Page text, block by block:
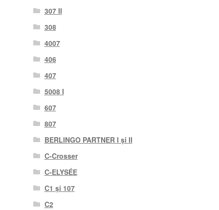
307 II
308
4007
406
407
5008 I
607
807
BERLINGO PARTNER I și II
C-Crosser
C-ELYSÉE
C1 și 107
C2